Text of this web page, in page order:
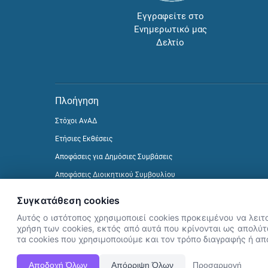
Εγγραφείτε στο
Ενημερωτικό μας
Δελτίο
Πλοήγηση
Στόχοι ΑνΑΔ
Ετήσιες Εκθέσεις
Αποφάσεις για Δημόσιες Συμβάσεις
Αποφάσεις Διοικητικού Συμβουλίου
Συγκατάθεση cookies
Αυτός ο ιστότοπος χρησιμοποιεί cookies προκειμένου να
χρήση των cookies, εκτός από αυτά που κρίνονται ως
τα cookies που χρησιμοποιούμε και τον τρόπο διαγραφής ή
Αποδοχή Όλων Απόρριψη Όλων Προσαρμογή